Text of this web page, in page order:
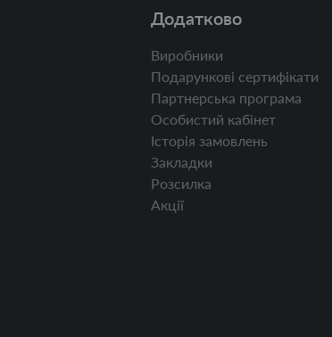
Додатково
Виробники
Подарункові сертифікати
Партнерська програма
Особистий кабінет
Історія замовлень
Закладки
Розсилка
Акції